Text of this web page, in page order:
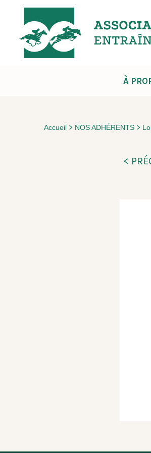
À
Accueil > NOS ADHÉRENTS >
<